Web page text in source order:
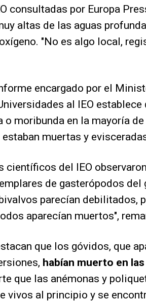
consultadas por Europa
altas de las aguas
"No es algo local,
encargado por el
al IEO establece
o moribunda en la mayoría
muertas y
científicos del IEO
de gasterópodos del
parecían debilitados,
aparecían muertos",
que los góvidos, que
habían muerto en
que las anémonas y
vivos al principio y se